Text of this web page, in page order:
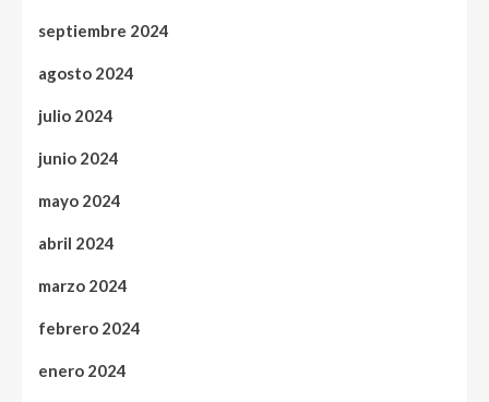
septiembre 2024
agosto 2024
julio 2024
junio 2024
mayo 2024
abril 2024
marzo 2024
febrero 2024
enero 2024